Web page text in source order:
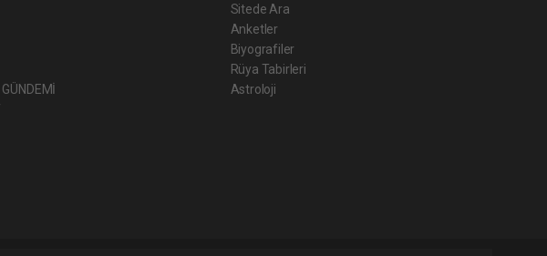
Sitede Ara
Anketler
Biyografiler
Rüya Tabirleri
Astroloji